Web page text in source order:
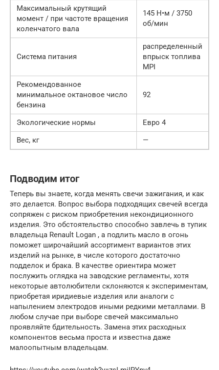
Максимальный крутящий
момент / при частоте вращения
коленчатого вала
145 Н•м / 3750
об/мин
Система питания
распределенный
впрыск топлива
MPI
Рекомендованное
минимальное октановое число
бензина
92
Экологические нормы
Евро 4
Вес, кг
—
Подводим итог
Теперь вы знаете, когда менять свечи зажигания, и как
это делается. Вопрос выбора подходящих свечей всегда
сопряжен с риском приобретения некондиционного
изделия. Это обстоятельство способно завлечь в тупик
владельца Renault Logan , а подлить масло в огонь
поможет широчайший ассортимент вариантов этих
изделий на рынке, в числе которого достаточно
подделок и брака. В качестве ориентира может
послужить оглядка на заводские регламенты, хотя
некоторые автолюбители склоняются к экспериментам,
приобретая иридиевые изделия или аналоги с
напылением электродов иными редкими металлами. В
любом случае при выборе свечей максимально
проявляйте бдительность. Замена этих расходных
компонентов весьма проста и известна даже
малоопытным владельцам.